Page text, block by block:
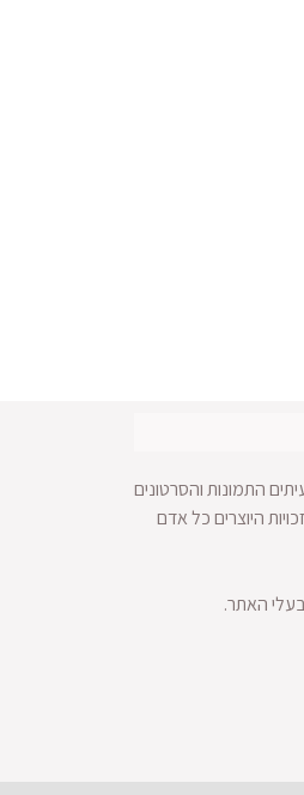
התמונות והסרטונים
למקור החומר הויזאולי, לכן בהתאם לסעיף 27א' לחוק זכויות היוצרים כל אדם
האתר.